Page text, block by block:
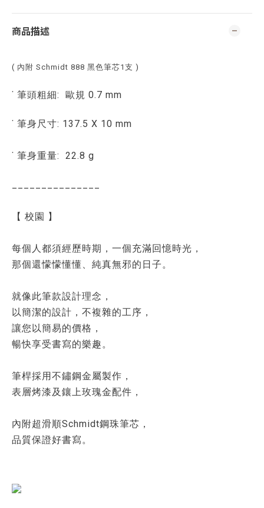
商品描述
( 內附 Schmidt 888 黑色筆芯1支 )
˙ 筆頭粗細: 歐規 0.7 mm
˙ 筆身尺寸: 137.5 X 10 mm
˙ 筆身重量: 22.8 g
【 校園 】
每個人都須經歷時期，一個充滿回憶時光，
那個還懞懞懂懂、純真無邪的日子。
就像此筆款設計理念，
以簡潔的設計，不複雜的工序，
讓您以簡易的價格，
暢快享受書寫的樂趣。
筆桿採用不鏽鋼金屬製作，
表層烤漆及鑲上玫瑰金配件，
內附超滑順Schmidt鋼珠筆芯，
品質保證好書寫。